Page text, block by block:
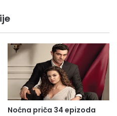
Noćna priča 34 epizoda